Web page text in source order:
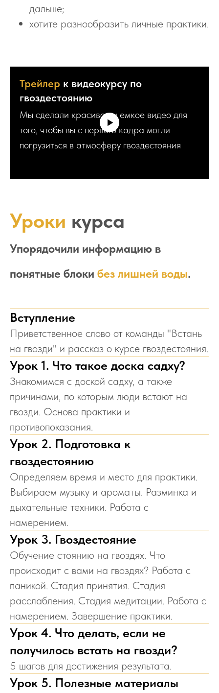
дальше;
хотите разнообразить личные практики.
Трейлер к видеокурсу по
гвоздестоянию
Мы сделали красивое и емкое видео для
того, чтобы вы с первого кадра могли
погрузиться в атмосферу гвоздестояния
Уроки курса
Упорядочили информацию в
понятные блоки без лишней воды.
Вступление
Приветственное слово от команды "Встань
на гвозди" и рассказ о курсе гвоздестояния.
Урок 1. Что такое доска садху?
Знакомимся с доской садху, а также
причинами, по которым люди встают на
гвозди. Основа практики и
противопоказания.
Урок 2. Подготовка к
гвоздестоянию
Определяем время и место для практики.
Выбираем музыку и ароматы. Разминка и
дыхательные техники. Работа с
намерением.
Урок 3. Гвоздестояние
Обучение стоянию на гвоздях. Что
происходит с вами на гвоздях? Работа с
паникой. Стадия принятия. Стадия
расслабления. Стадия медитации. Работа с
намерением. Завершение практики.
Урок 4. Что делать, если не
получилось встать на гвозди?
5 шагов для достижения результата.
Урок 5. Полезные материалы